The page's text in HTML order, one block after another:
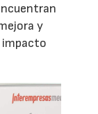
y
impacto